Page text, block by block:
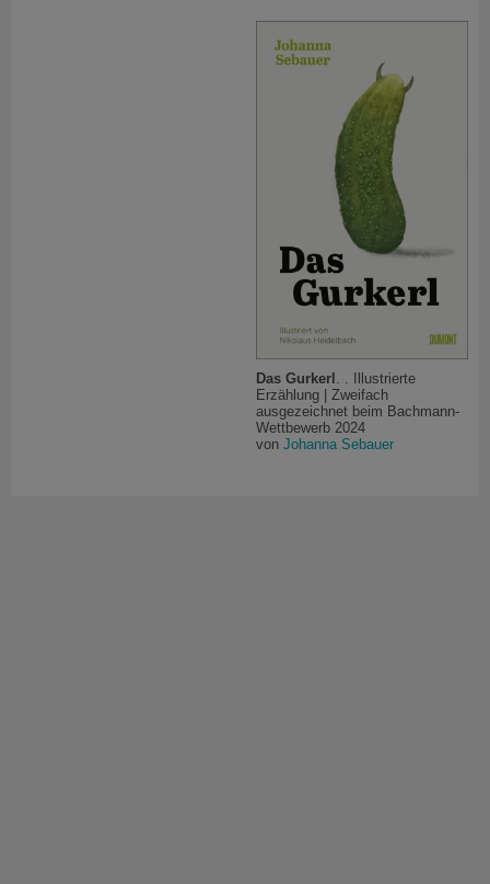
Das Gurkerl . . Illustrierte
Erzählung | Zweifach
ausgezeichnet beim Bachmann-
Wettbewerb 2024
von Johanna Sebauer